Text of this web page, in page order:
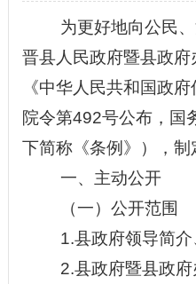
为更好地向公民
晋县人民政府暨县政府
《中华人民共和国政
院令第492号公布，国
下简称《条例》），制
一、 主动公开
（一）公开范围
1.县政府领导简介
2.县政府暨县政府